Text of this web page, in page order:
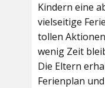
Kindern eine
vielseitige
tollen
wenig Zeit
Die Eltern
Ferienplan